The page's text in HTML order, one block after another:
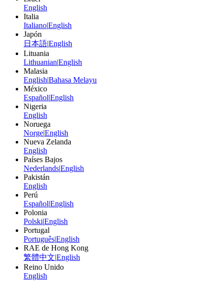
English
Italia
Italiano|English
Japón
日本語|English
Lituania
Lithuanian|English
Malasia
English|Bahasa Melayu
México
Español|English
Nigeria
English
Noruega
Norge|English
Nueva Zelanda
English
Países Bajos
Nederlands|English
Pakistán
English
Perú
Español|English
Polonia
Polski|English
Portugal
Português|English
RAE de Hong Kong
繁體中文|English
Reino Unido
English